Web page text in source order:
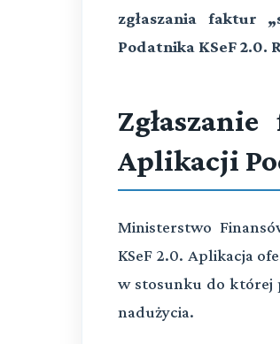
zgłaszania faktur
Podatnika KSeF 2.0.
Aplikacji
Ministerstwo
KSeF 2.0. Aplikacja
w stosunku do której
nadużycia.